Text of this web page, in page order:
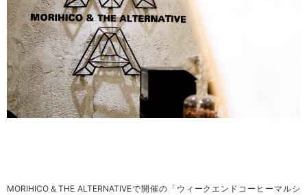
MORIHICO＆THE ALTERNATIVEで開催の「ウィークエンドコーヒーマルシ